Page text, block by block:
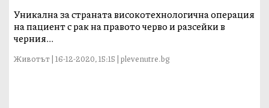
Уникална за страната високотехнологична операция
на пациент с рак на правото черво и разсейки в
черния...
Животът | 16-12-2020, 15:15 | plevenutre.bg